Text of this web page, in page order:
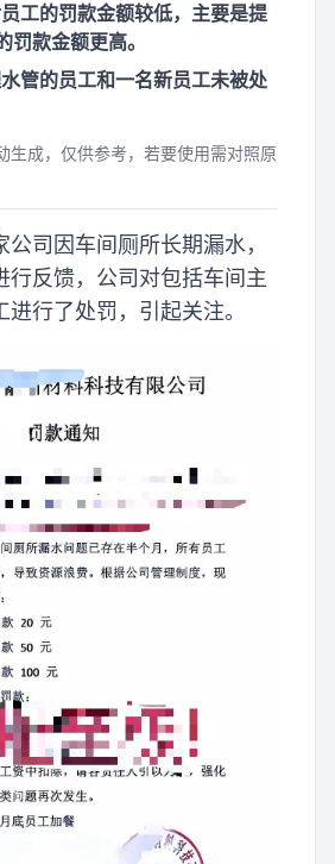
工的罚款金额较低，主要是提
罚款金额更高。
管的员工和一名新员工未被处
生成，仅供参考，若要使用需对照原
司因车间厕所长期漏水，
行反馈，公司对包括车间主
行了处罚，引起关注。